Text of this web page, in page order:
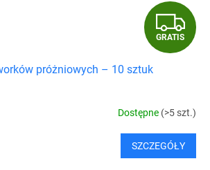
G
R
T
I
GRATIS
próżniowych – 10 sztuk
Dostępne (>5 szt.)
SZCZEGÓŁY